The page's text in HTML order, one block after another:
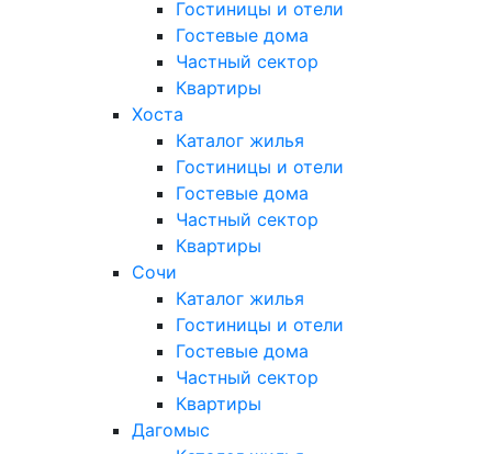
Гостиницы и отели
Гостевые дома
Частный сектор
Квартиры
Хоста
Каталог жилья
Гостиницы и отели
Гостевые дома
Частный сектор
Квартиры
Сочи
Каталог жилья
Гостиницы и отели
Гостевые дома
Частный сектор
Квартиры
Дагомыс